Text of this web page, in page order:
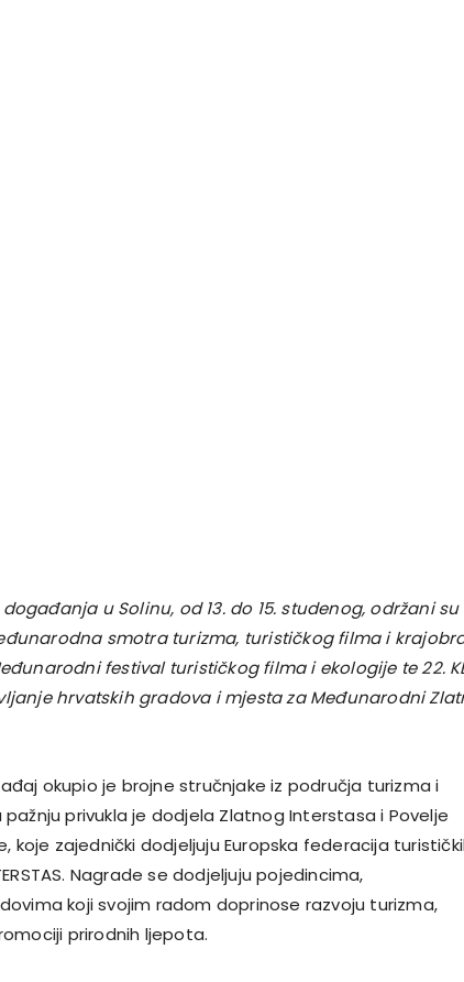
u Solinu, od 13. do 15. studenog, održani su
smotra turizma, turističkog filma i
festival turističkog filma i ekologije te 22.
hrvatskih gradova i mjesta za Međunarodni
okupio je brojne stručnjake iz područja turizma i
privukla je dodjela Zlatnog Interstasa i Povelje
koje zajednički dodjeljuju Europska federacija
Nagrade se dodjeljuju pojedincima,
koji svojim radom doprinose razvoju turizma,
prirodnih ljepota.